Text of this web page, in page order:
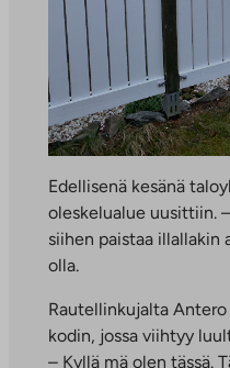
Edellisenä kesänä
oleskelualue uusittiin.
siihen paistaa illallakin
olla.
Rautellinkujalta
kodin, jossa viihtyy
– Kyllä mä olen tässä.